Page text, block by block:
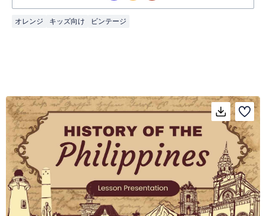
オレンジ キッズ向け ビンテージ